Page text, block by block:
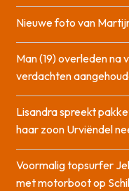
Nieuwe foto van
Man (19) overleden na
verdachten
Lisandra spreekt
haar zoon Urviëndel
Voormalig topsurfer
met motorboot op